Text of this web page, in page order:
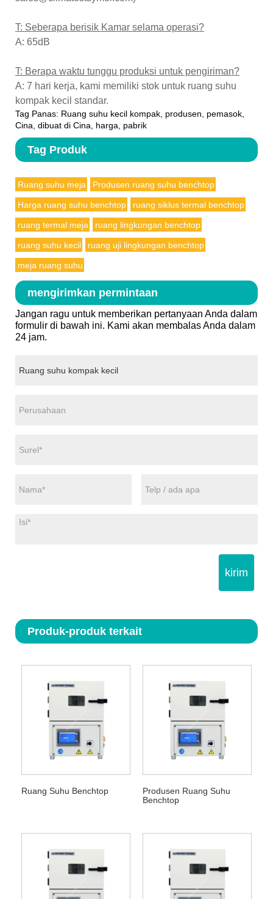
T: Seberapa berisik Kamar selama operasi?
A: 65dB
T: Berapa waktu tunggu produksi untuk pengiriman?
A: 7 hari kerja, kami memiliki stok untuk ruang suhu
kompak kecil standar.
Tag Panas: Ruang suhu kecil kompak, produsen, pemasok,
Cina, dibuat di Cina, harga, pabrik
Tag Produk
Ruang suhu meja Produsen ruang suhu benchtop
Harga ruang suhu benchtop ruang siklus termal benchtop
ruang termal meja ruang lingkungan benchtop
ruang suhu kecil ruang uji lingkungan benchtop
meja ruang suhu
mengirimkan permintaan
Jangan ragu untuk memberikan pertanyaan Anda dalam
formulir di bawah ini. Kami akan membalas Anda dalam
24 jam.
kirim
Produk-produk terkait
Ruang Suhu Benchtop
Produsen Ruang Suhu
Benchtop